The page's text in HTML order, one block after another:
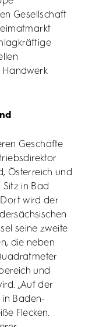
Gesellschaft
Handwerk
Geschäfte
Österreich und
in Bad
wird der
seine zweite
die neben
und
„Auf der
Baden-
Flecken.